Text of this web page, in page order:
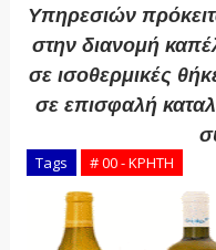
Υπηρεσιών
στην διανομή
σε ισοθερμικές
σε επισφαλή
Tags # 00 - ΚΡΗΤΗ